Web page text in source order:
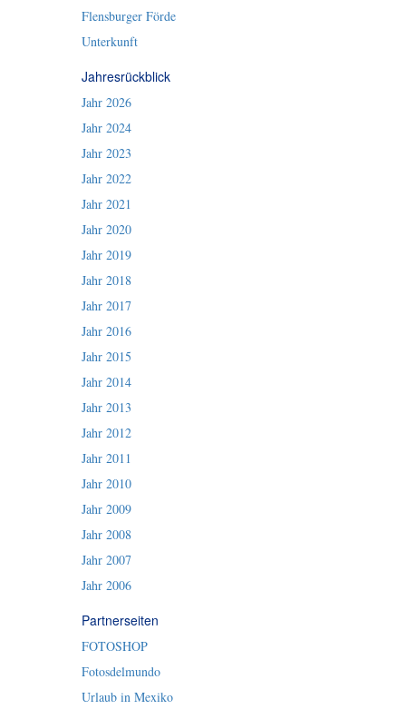
Flensburger Förde
Unterkunft
Jahresrückblick
Jahr 2026
Jahr 2024
Jahr 2023
Jahr 2022
Jahr 2021
Jahr 2020
Jahr 2019
Jahr 2018
Jahr 2017
Jahr 2016
Jahr 2015
Jahr 2014
Jahr 2013
Jahr 2012
Jahr 2011
Jahr 2010
Jahr 2009
Jahr 2008
Jahr 2007
Jahr 2006
Partnerseiten
FOTOSHOP
Fotosdelmundo
Urlaub in Mexiko